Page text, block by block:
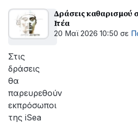
Δράσεις καθαρισμού
Ιτέα
20 Μαϊ 2026 10:50 σε
Στις
δράσεις
θα
παρευρεθούν
εκπρόσωποι
της iSea